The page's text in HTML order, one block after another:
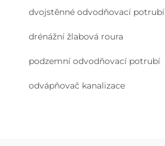
dvojstěnné odvodňovací potrubí
drénážní žlabová roura
podzemní odvodňovací potrubí
odvápňovač kanalizace